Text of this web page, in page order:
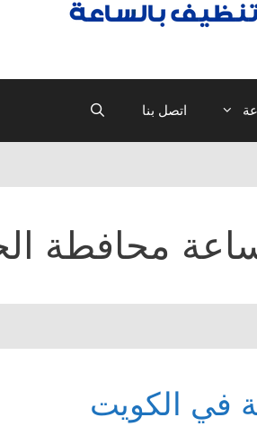
اتصل بنا
محافطة
في الكويت